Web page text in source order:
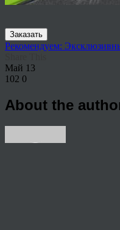
Заказать
Рекомендуем:
Май 13
102 0
About the